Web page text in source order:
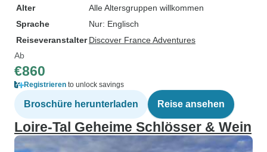
Alter
Alle Altersgruppen willkommen
Sprache
Nur: Englisch
Reiseveranstalter Discover France Adventures
Ab
€860
Registrieren to unlock savings
Broschüre herunterladen Reise ansehen
Loire-Tal Geheime Schlösser & Wein